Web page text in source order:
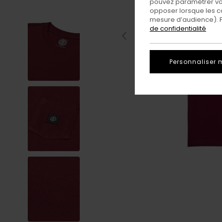
opposer lorsque les
mesure d’audience).
de confidentialité
Personnaliser